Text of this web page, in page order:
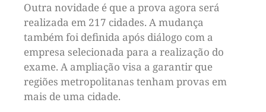
Outra novidade é que a prova agora será
realizada em 217 cidades. A mudança
também foi definida após diálogo com a
empresa selecionada para a realização do
exame. A ampliação visa a garantir que
regiões metropolitanas tenham provas em
mais de uma cidade.